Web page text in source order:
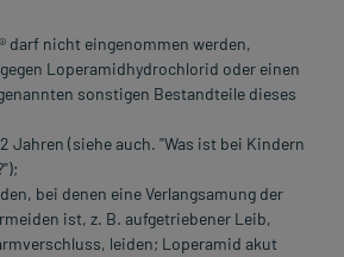
darf nicht eingenommen werden,
Loperamidhydrochlorid oder einen
sonstigen Bestandteile dieses
Jahren (siehe auch. "Was ist bei Kindern
bei denen eine Verlangsamung der
ist, z. B. aufgetriebener Leib,
leiden; Loperamid akut